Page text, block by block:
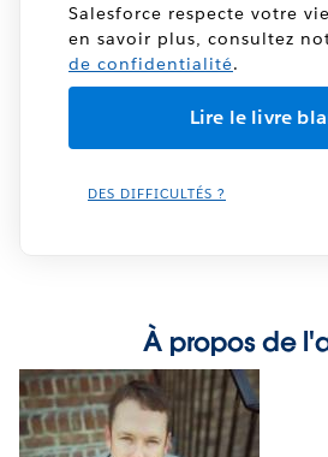
Salesforce respecte votre
en savoir plus, consultez
de confidentialité.
DES DIFFICULTÉS ?
À propos de